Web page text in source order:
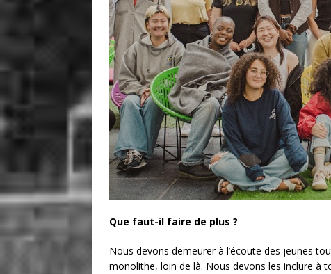
Que faut-il faire de plus ?
Nous devons demeurer à l’écoute des jeunes
monolithe, loin de là. Nous devons les inclure à